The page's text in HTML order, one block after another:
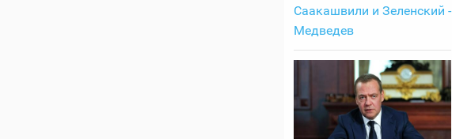
Саакашвили и Зеленский -
Медведев